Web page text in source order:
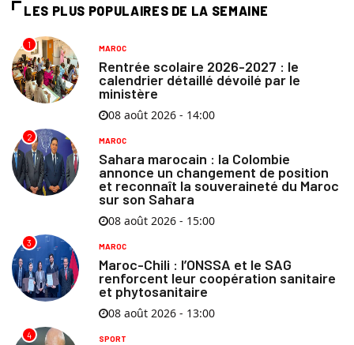
LES PLUS POPULAIRES DE LA SEMAINE
1 MAROC
Rentrée scolaire 2026-2027 : le
calendrier détaillé dévoilé par le
ministère
08 août 2026 - 14:00
2 MAROC
Sahara marocain : la Colombie
annonce un changement de position
et reconnaît la souveraineté du Maroc
sur son Sahara
08 août 2026 - 15:00
3 MAROC
Maroc-Chili : l’ONSSA et le SAG
renforcent leur coopération sanitaire
et phytosanitaire
08 août 2026 - 13:00
4 SPORT